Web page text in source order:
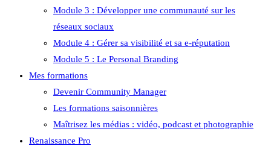
Module 3 : Développer une communauté sur les
réseaux sociaux
Module 4 : Gérer sa visibilité et sa e-réputation
Module 5 : Le Personal Branding
Mes formations
Devenir Community Manager
Les formations saisonnières
Maîtrisez les médias : vidéo, podcast et photographie
Renaissance Pro